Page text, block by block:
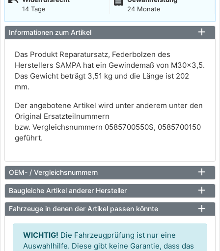
14 Tage
24 Monate
Informationen zum Artikel
Das Produkt Reparatursatz, Federbolzen des
Herstellers SAMPA hat ein Gewindemaß von M30x3,5.
Das Gewicht beträgt 3,51 kg und die Länge ist 202
mm.
Der angebotene Artikel wird unter anderem unter den
Original Ersatzteilnummern
bzw. Vergleichsnummern 0585700550S, 0585700150
geführt.
OEM- / Vergleichsnummern
Baugleiche Artikel anderer Hersteller
Fahrzeuge in denen der Artikel passen könnte
WICHTIG! Die Fahrzeugprüfung ist nur eine
Auswahlhilfe. Diese gibt keine Garantie, dass das